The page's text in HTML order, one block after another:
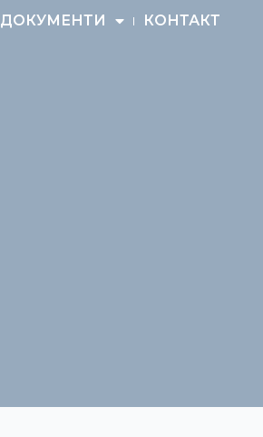
ДОКУМЕНТИ КОНТАКТ